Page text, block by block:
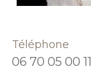
Téléphone
06 70 05 00 11